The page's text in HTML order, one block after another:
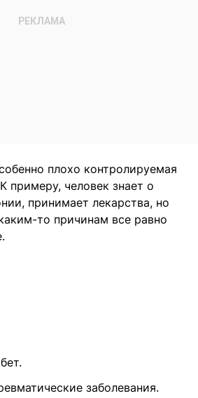
плохо контролируемая
примеру, человек знает о
принимает лекарства, но
то причинам все равно
заболевания.